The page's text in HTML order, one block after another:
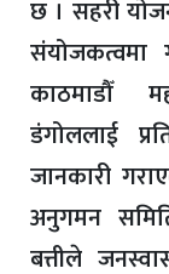
छ । सहरी
काठमाडौँ
डंगोललाई
जानकारी
अनुगमन
बत्तीले